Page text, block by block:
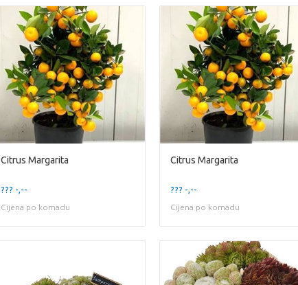
Citrus Margarita
??? -,--
Cijena po komadu
Citrus Margarita
??? -,--
Cijena po komadu